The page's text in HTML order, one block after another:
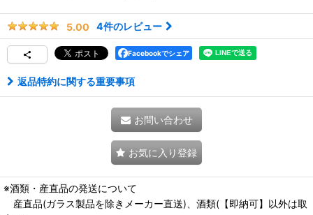
5.00 4件のレビュー
Facebookでシェア
返品特約に関する重要事項
お問い合わせ
お気に入り登録
※酒類・産直品の発送について
産直品(ガラス製品を除きメーカー直送)、酒類(【即納可】以外は取